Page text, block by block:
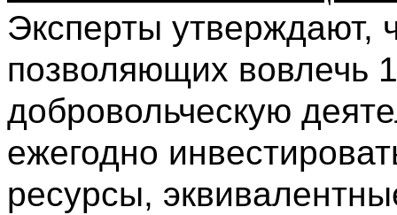
Эксперты утверждают,
позволяющих вовлечь
добровольческую
ежегодно
ресурсы,